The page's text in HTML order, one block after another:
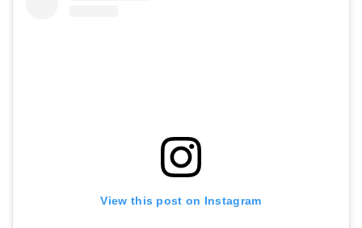
View this post on Instagram